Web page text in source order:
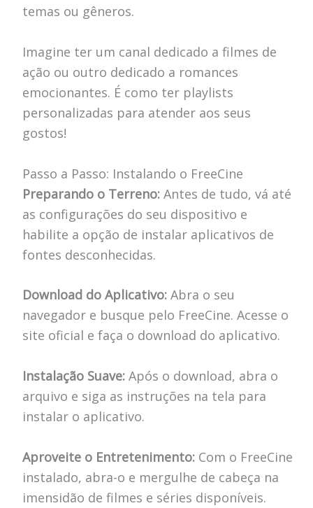
temas ou gêneros.
Imagine ter um canal dedicado a filmes de
ação ou outro dedicado a romances
emocionantes. É como ter playlists
personalizadas para atender aos seus
gostos!
Passo a Passo: Instalando o FreeCine
Preparando o Terreno:Antes de tudo, vá até
as configurações do seu dispositivo e
habilite a opção de instalar aplicativos de
fontes desconhecidas.
Download do Aplicativo: Abra o seu
navegador e busque pelo FreeCine. Acesse o
site oficial e faça o download do aplicativo.
Instalação Suave: Após o download, abra o
arquivo e siga as instruções na tela para
instalar o aplicativo.
Aproveite o Entretenimento: Com o FreeCine
instalado, abra-o e mergulhe de cabeça na
imensidão de filmes e séries disponíveis.